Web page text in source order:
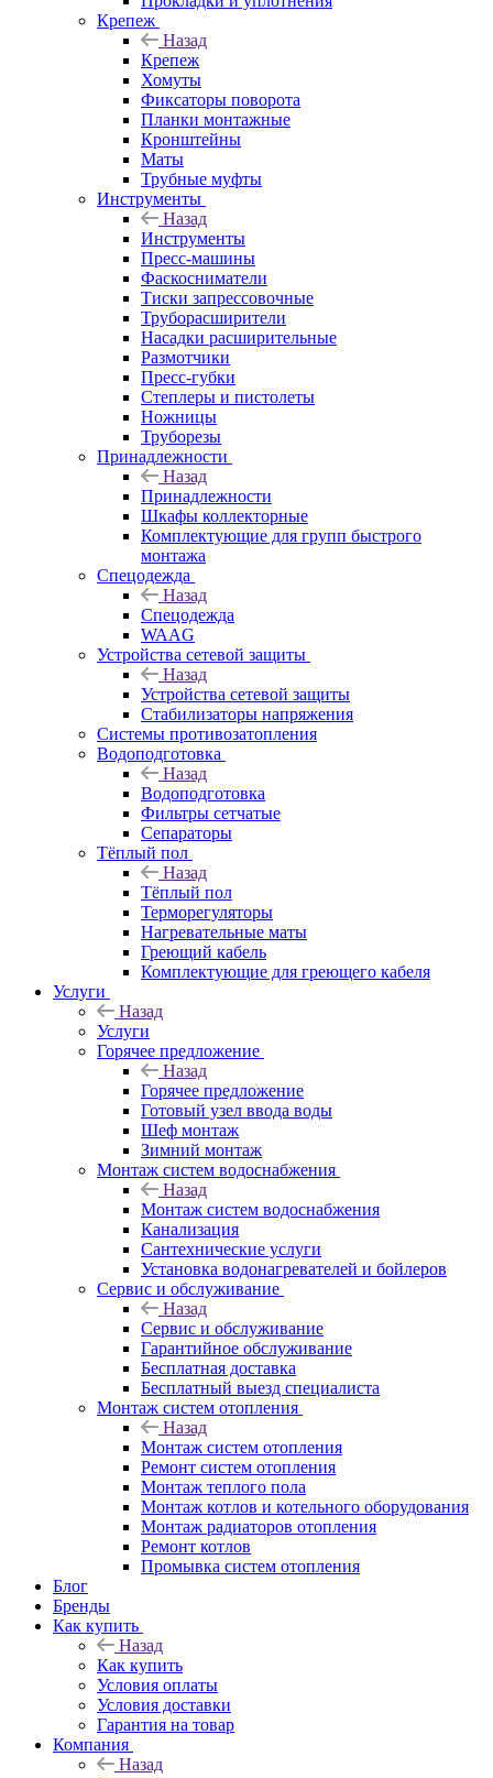
Крепеж
Назад
Крепеж
Хомуты
Фиксаторы поворота
Планки монтажные
Кронштейны
Маты
Трубные муфты
Инструменты
Назад
Инструменты
Пресс-машины
Фаскосниматели
Тиски запрессовочные
Труборасширители
Насадки расширительные
Размотчики
Пресс-губки
Степлеры и пистолеты
Ножницы
Труборезы
Принадлежности
Назад
Принадлежности
Шкафы коллекторные
Комплектующие для групп быстрого
монтажа
Спецодежда
Назад
Спецодежда
WAAG
Устройства сетевой защиты
Назад
Устройства сетевой защиты
Стабилизаторы напряжения
Системы противозатопления
Водоподготовка
Назад
Водоподготовка
Фильтры сетчатые
Сепараторы
Тёплый пол
Назад
Тёплый пол
Терморегуляторы
Нагревательные маты
Греющий кабель
Комплектующие для греющего кабеля
Услуги
Назад
Услуги
Горячее предложение
Назад
Горячее предложение
Готовый узел ввода воды
Шеф монтаж
Зимний монтаж
Монтаж систем водоснабжения
Назад
Монтаж систем водоснабжения
Канализация
Сантехнические услуги
Установка водонагревателей и бойлеров
Сервис и обслуживание
Назад
Сервис и обслуживание
Гарантийное обслуживание
Бесплатная доставка
Бесплатный выезд специалиста
Монтаж систем отопления
Назад
Монтаж систем отопления
Ремонт систем отопления
Монтаж теплого пола
Монтаж котлов и котельного оборудования
Монтаж радиаторов отопления
Ремонт котлов
Промывка систем отопления
Блог
Бренды
Как купить
Назад
Как купить
Условия оплаты
Условия доставки
Гарантия на товар
Компания
Назад